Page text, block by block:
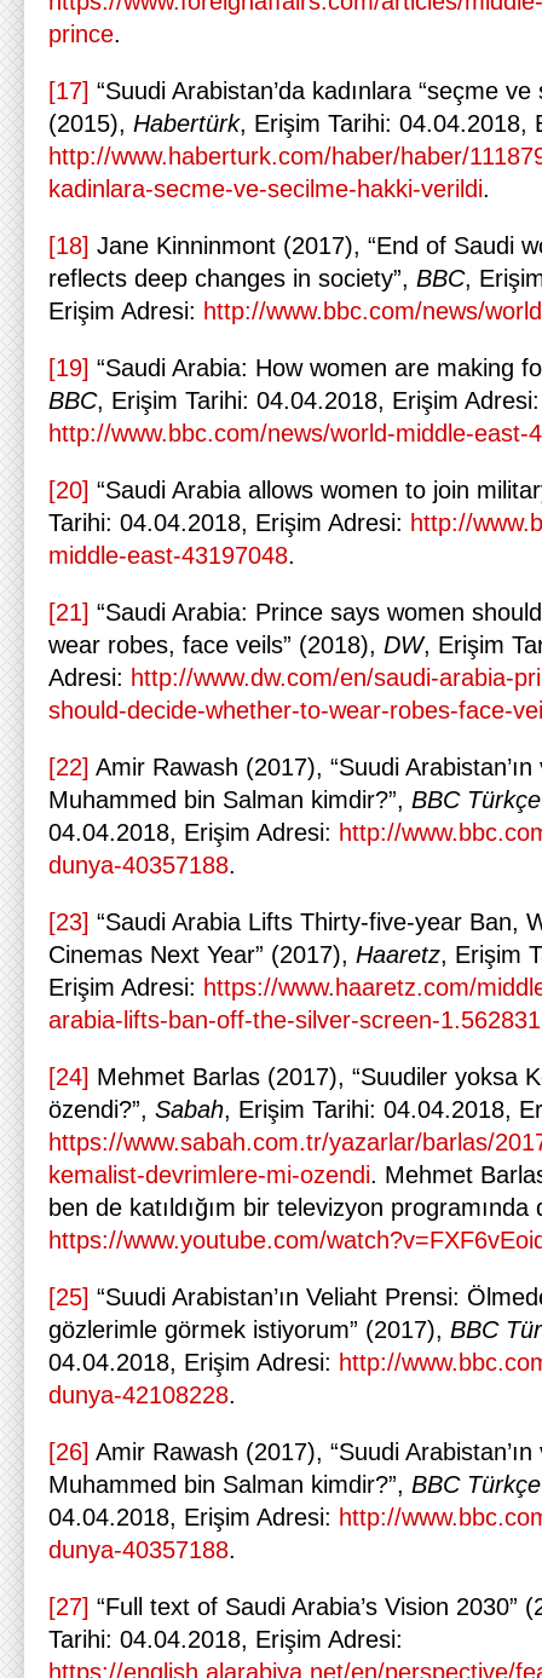
prince.
[17] “Suudi Arabistan’da kadınlara “seçme ve
(2015), Habertürk, Erişim Tarihi: 04.04.2018,
http://www.haberturk.com/haber/haber/
kadinlara-secme-ve-secilme-hakki-verildi.
[18] Jane Kinninmont (2017), “End of Saudi
reflects deep changes in society”, BBC,
Erişim Adresi: http://www.bbc.com/news/
[19] “Saudi Arabia: How women are making
BBC, Erişim Tarihi: 04.04.2018, Erişim Adresi:
http://www.bbc.com/news/world-middle-east-
[20] “Saudi Arabia allows women to join
Tarihi: 04.04.2018, Erişim Adresi: http://
middle-east-43197048.
[21] “Saudi Arabia: Prince says women
wear robes, face veils” (2018), DW, Erişim
Adresi: http://www.dw.com/en/saudi-arabia-
should-decide-whether-to-wear-robes-face-
[22] Amir Rawash (2017), “Suudi
Muhammed bin Salman kimdir?”, BBC Türkçe
04.04.2018, Erişim Adresi: http://
dunya-40357188.
[23] “Saudi Arabia Lifts Thirty-five-year Ban,
Cinemas Next Year” (2017), Haaretz, Erişim
Erişim Adresi: https://www.haaretz.com/
arabia-lifts-ban-off-the-silver-screen-
[24] Mehmet Barlas (2017), “Suudiler yoksa
özendi?”, Sabah, Erişim Tarihi: 04.04.2018,
https://www.sabah.com.tr/yazarlar/barlas/
kemalist-devrimlere-mi-ozendi. Mehmet
ben de katıldığım bir televizyon
https://www.youtube.com/
[25] “Suudi Arabistan’ın Veliaht Prensi:
gözlerimle görmek istiyorum” (2017), BBC
04.04.2018, Erişim Adresi: http://
dunya-42108228.
[26] Amir Rawash (2017), “Suudi
Muhammed bin Salman kimdir?”, BBC Türkçe
04.04.2018, Erişim Adresi: http://
dunya-40357188.
[27] “Full text of Saudi Arabia’s Vision 2030”
Tarihi: 04.04.2018, Erişim Adresi:
https://english.alarabiya.net/en/perspective/